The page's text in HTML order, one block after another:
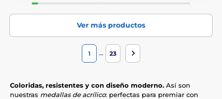
Ver más productos
1 … 23
Coloridas, resistentes y con diseño moderno. Así son
nuestras medallas de acrílico: perfectas para premiar con